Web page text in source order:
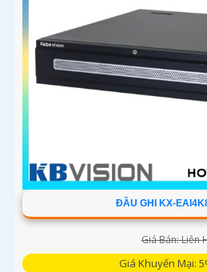
ĐẦU GHI KX-
Giá Bán: Liên
Giá Khuyến Mại: